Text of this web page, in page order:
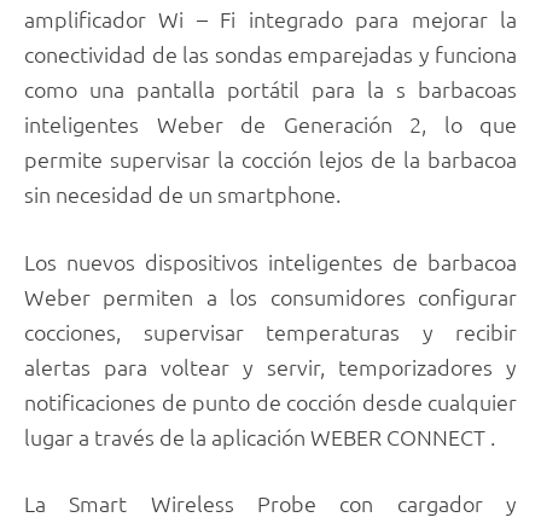
amplificador Wi – Fi integrado para mejorar la
conectividad de las sondas emparejadas y funciona
como una pantalla portátil para la s barbacoas
inteligentes Weber de Generación 2, lo que
permite supervisar la cocción lejos de la barbacoa
sin necesidad de un smartphone.
Los nuevos dispositivos inteligentes de barbacoa
Weber permiten a los consumidores configurar
cocciones, supervisar temperaturas y recibir
alertas para voltear y servir, temporizadores y
notificaciones de punto de cocción desde cualquier
lugar a través de la aplicación WEBER CONNECT .
La Smart Wireless Probe con cargador y